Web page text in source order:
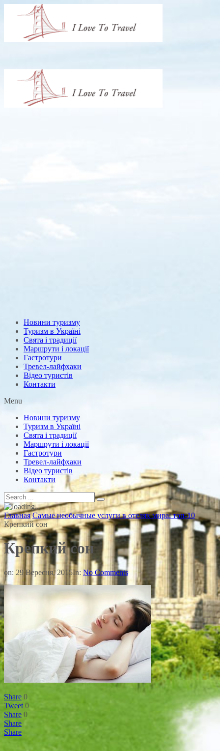
Новини туризму
Туризм в Україні
Свята і традиції
Маршрути і локації
Гастротури
Тревел-лайфхаки
Відео туристів
Контакти
Menu
Новини туризму
Туризм в Україні
Свята і традиції
Маршрути і локації
Гастротури
Тревел-лайфхаки
Відео туристів
Контакти
Главная Самые необычные услуги в отелях мира: топ-10
Крепкий сон
Крепкий сон
on: 29 Вересня, 2015In: No Comments
Share 0
Tweet 0
Share 0
Share
Share